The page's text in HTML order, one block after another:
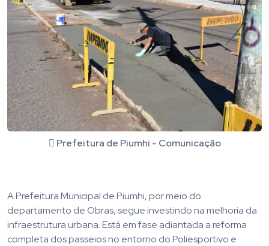
Prefeitura de Piumhi - Comunicação
A Prefeitura Municipal de Piumhi, por meio do
departamento de Obras, segue investindo na melhoria da
infraestrutura urbana. Está em fase adiantada a reforma
completa dos passeios no entorno do Poliesportivo e